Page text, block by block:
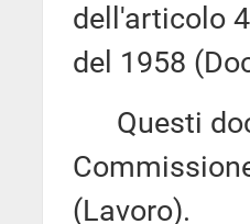
dell'articolo
del 1958
Questi
(Lavoro).